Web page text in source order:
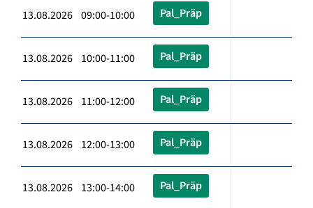
13.08.2026 09:00-10:00 Pal_Präp
13.08.2026 10:00-11:00 Pal_Präp
13.08.2026 11:00-12:00 Pal_Präp
13.08.2026 12:00-13:00 Pal_Präp
13.08.2026 13:00-14:00 Pal_Präp